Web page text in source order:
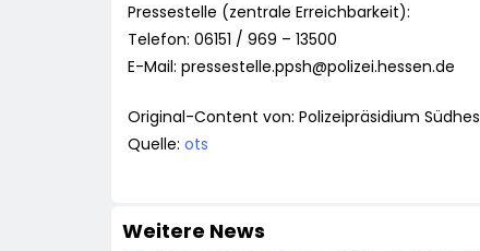
Pressestelle (zentrale Erreichbarkeit):
Telefon: 06151 / 969 – 13500
E-Mail: pressestelle.ppsh@polizei.hessen.de
Original-Content von: Polizeipräsidium
Quelle: ots
Weitere News